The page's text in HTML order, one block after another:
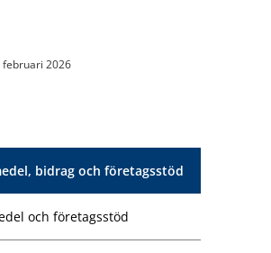
bidrag och företagsstöd
och företagsstöd
februari 2026